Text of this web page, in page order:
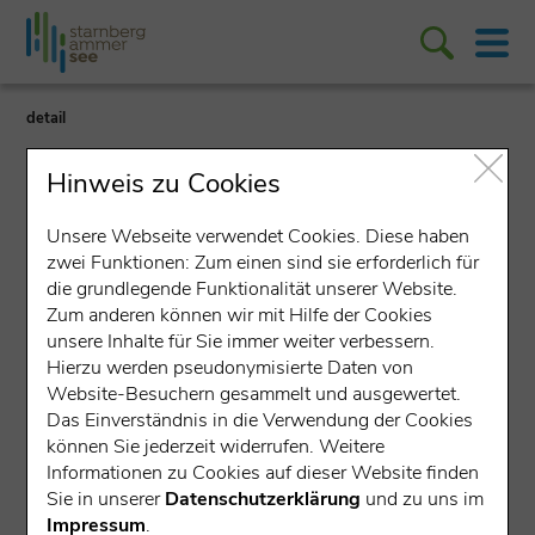
detail
Lokales Unternehmen
Autohaus Michael Schmidt
GmbH
Leutstettener Straße 26, 82319 Starnberg
Ausbildung
Hinweis zu Cookies
Unsere Webseite verwendet Cookies. Diese haben
zwei Funktionen: Zum einen sind sie erforderlich für
die grundlegende Funktionalität unserer Website.
Zum anderen können wir mit Hilfe der Cookies
unsere Inhalte für Sie immer weiter verbessern.
Hierzu werden pseudonymisierte Daten von
Website-Besuchern gesammelt und ausgewertet.
Das Einverständnis in die Verwendung der Cookies
können Sie jederzeit widerrufen. Weitere
Informationen zu Cookies auf dieser Website finden
Sie in unsererDatenschutzerklärung und zu uns im
Impressum.